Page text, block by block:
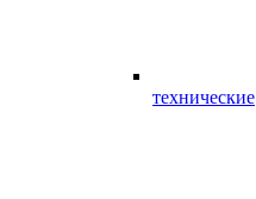
технические